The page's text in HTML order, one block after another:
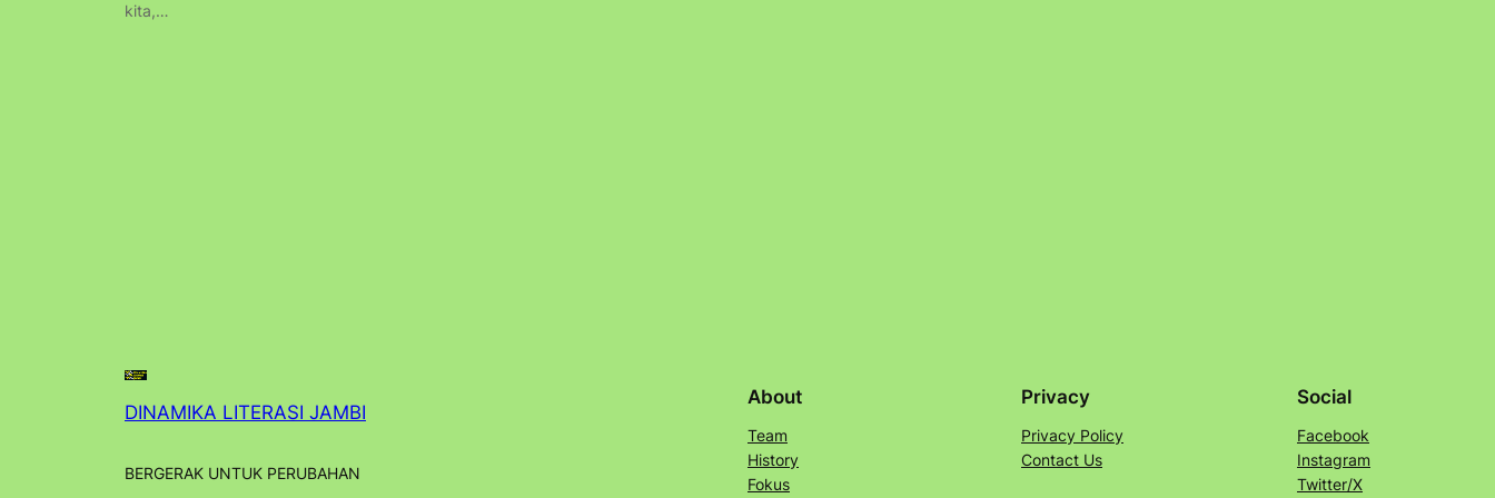
kita,…
DINAMIKA LITERASI JAMBI
BERGERAK UNTUK PERUBAHAN
About
Team
History
Fokus
Privacy
Privacy Policy
Contact Us
Social
Facebook
Instagram
Twitter/X